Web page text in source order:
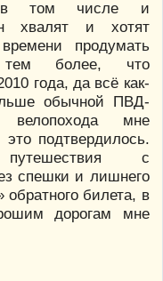
в том числе и
хвалят и хотят
продумать
более, что
года, да всё как-
обычной ПВД-
велопохода мне
подтвердилось.
с
спешки и лишнего
билета, в
дорогам мне